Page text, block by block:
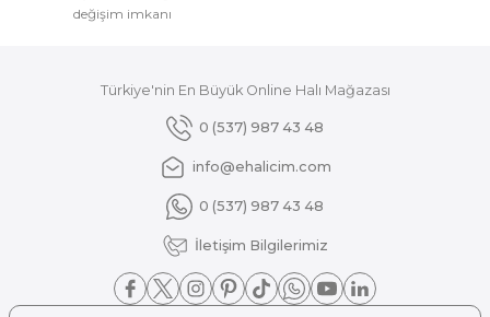
değişim imkanı
Türkiye'nin En Büyük Online Halı Mağazası
0 (537) 987 43 48
info@ehalicim.com
0 (537) 987 43 48
İletişim Bilgilerimiz